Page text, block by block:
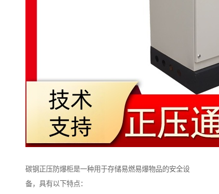
碳钢正压防爆柜是一种用于存储易燃易爆物品的安全设
备，具有以下特点：